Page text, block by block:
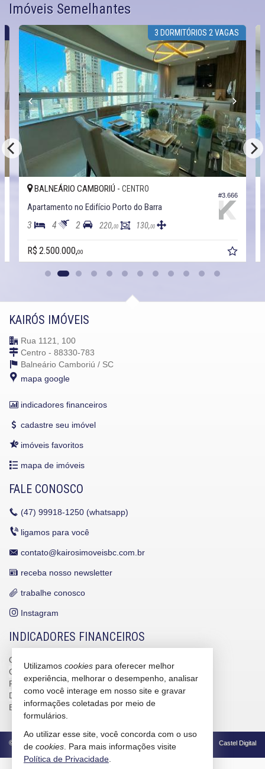
Imóveis Semelhantes
3 DORMITÓRIOS 2 VAGAS
#3.666
BALNEÁRIO CAMBORIÚ - CENTRO
Apartamento no Edifício Porto do Barra
3 4 2 220,00 130,00
R$ 2.500.000,00
KAIRÓS IMÓVEIS
Rua 1121, 100
Centro - 88330-783
Balneário Camboriú / SC
mapa google
indicadores financeiros
cadastre seu imóvel
imóveis favoritos
mapa de imóveis
FALE CONOSCO
(47) 99918-1250 (whatsapp)
ligamos para você
contato@kairosimoveisbc.com.br
receba nosso newsletter
trabalhe conosco
Instagram
INDICADORES FINANCEIROS
CUB /
CUB /SCvariação
0,95%
Poupança
0,6738%
Dólar Comercial
R$ 5,09
Euro
R$ 5,88
© 2026 CRECI/SC 4586-J Política de Privacidade Castel Digital
Utilizamos cookies para oferecer melhor
experiência, melhorar o desempenho, analisar
como você interage em nosso site e gravar
informações coletadas por meio de
formulários.
Ao utilizar esse site, você concorda com o uso
de cookies . Para mais informações visite
Política de Privacidade